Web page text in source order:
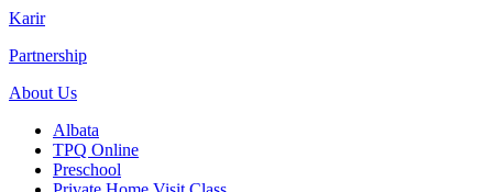
Karir
Partnership
About Us
Albata
TPQ Online
Preschool